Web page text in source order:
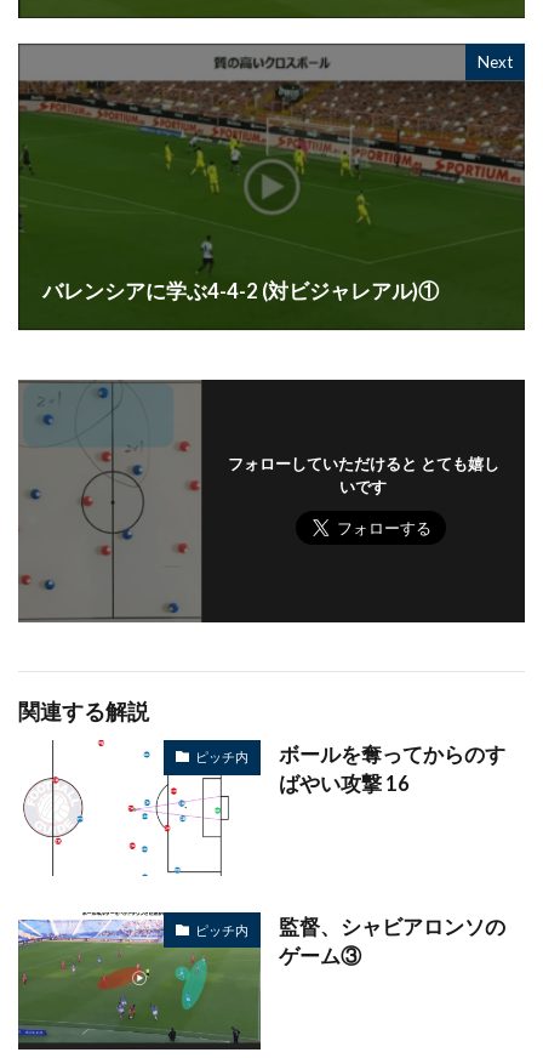
Next
バレンシアに学ぶ4-4-2 (対ビジャレアル)①
フォローしていただけると とても嬉し
いです
関連する解説
ピッチ内
ボールを奪ってからのす
ばやい攻撃 16
ピッチ内
監督、シャビアロンソの
ゲーム③